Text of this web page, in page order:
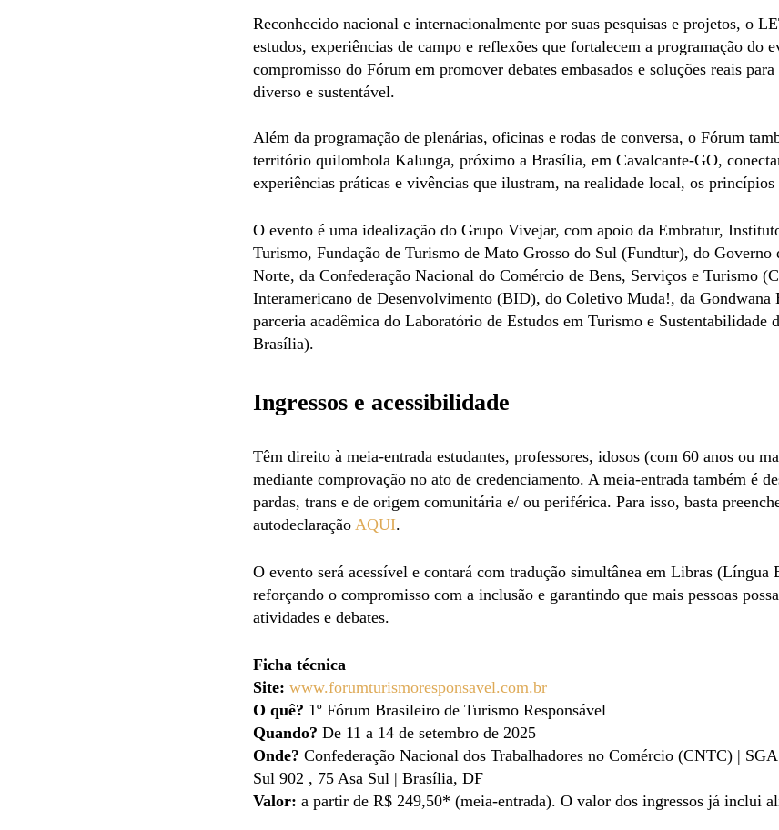
Reconhecido nacional e internacionalmente por suas pesquisas e projetos, o
estudos, experiências de campo e reflexões que fortalecem a programação do
compromisso do Fórum em promover debates embasados e soluções reais
diverso e sustentável.
Além da programação de plenárias, oficinas e rodas de conversa, o Fórum
território quilombola Kalunga, próximo a Brasília, em Cavalcante-GO,
experiências práticas e vivências que ilustram, na realidade local, os
O evento é uma idealização do Grupo Vivejar, com apoio da Embratur,
Turismo, Fundação de Turismo de Mato Grosso do Sul (Fundtur), do Governo
Norte, da Confederação Nacional do Comércio de Bens, Serviços e Turismo
Interamericano de Desenvolvimento (BID), do Coletivo Muda!, da Gondwana
parceria acadêmica do Laboratório de Estudos em Turismo e Sustentabilidade
Brasília).
Ingressos e acessibilidade
Têm direito à meia-entrada estudantes, professores, idosos (com 60 anos ou
mediante comprovação no ato de credenciamento. A meia-entrada também é
pardas, trans e de origem comunitária e/ ou periférica. Para isso, basta
autodeclaração AQUI.
O evento será acessível e contará com tradução simultânea em Libras (Língua
reforçando o compromisso com a inclusão e garantindo que mais pessoas
atividades e debates.
Ficha técnica
Site: www.forumturismoresponsavel.com.br
O quê? 1º Fórum Brasileiro de Turismo Responsável
Quando? De 11 a 14 de setembro de 2025
Onde? Confederação Nacional dos Trabalhadores no Comércio (CNTC) |
Sul 902 , 75 Asa Sul | Brasília, DF
Valor: a partir de R$ 249,50* (meia-entrada). O valor dos ingressos já inclui